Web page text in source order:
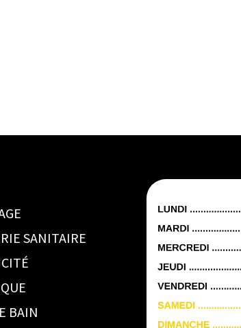
SANITAIRE
BAIN